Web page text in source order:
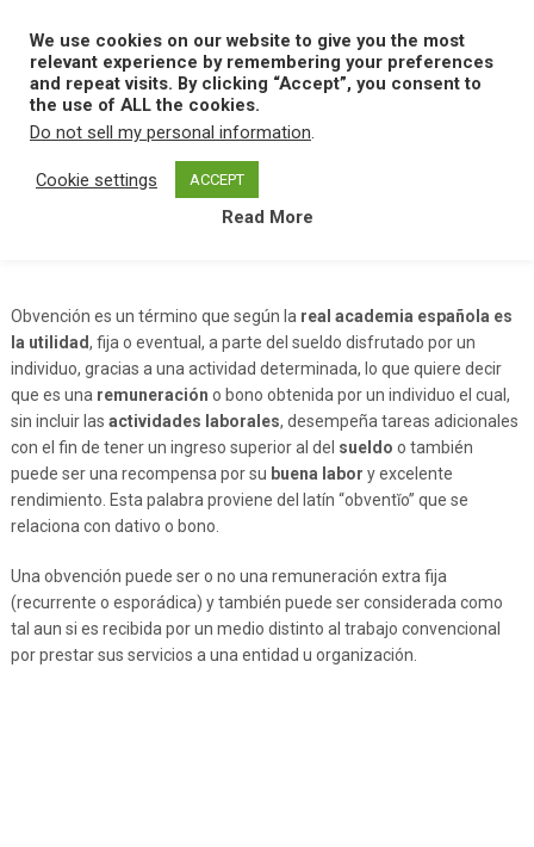
content
MENU
Home O Obvencion
Obvención es un término que según la real academia española es
la utilidad, fija o eventual, a parte del sueldo disfrutado por un
individuo, gracias a una actividad determinada, lo que quiere decir
que es una remuneración o bono obtenida por un individuo el cual,
sin incluir las actividades laborales, desempeña tareas adicionales
con el fin de tener un ingreso superior al del sueldo o también
puede ser una recompensa por su buena labor y excelente
rendimiento. Esta palabra proviene del latín “obventĭo” que se
relaciona con dativo o bono.
Una obvención puede ser o no una remuneración extra fija
(recurrente o esporádica) y también puede ser considerada como
tal aun si es recibida por un medio distinto al trabajo convencional
por prestar sus servicios a una entidad u organización.
We use cookies on our website to give you the most
relevant experience by remembering your preferences
and repeat visits. By clicking “Accept”, you consent to
the use of ALL the cookies.
Do not sell my personal information.
Cookie settings ACCEPT
Read More